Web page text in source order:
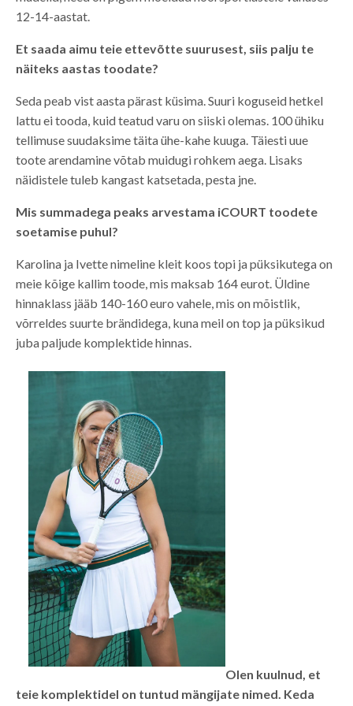
12-14-aastat.
Et saada aimu teie ettevõtte suurusest, siis palju te
näiteks aastas toodate?
Seda peab vist aasta pärast küsima. Suuri koguseid hetkel
lattu ei tooda, kuid teatud varu on siiski olemas. 100 ühiku
tellimuse suudaksime täita ühe-kahe kuuga. Täiesti uue
toote arendamine võtab muidugi rohkem aega. Lisaks
näidistele tuleb kangast katsetada, pesta jne.
Mis summadega peaks arvestama iCOURT toodete
soetamise puhul?
Karolina ja Ivette nimeline kleit koos topi ja püksikutega on
meie kõige kallim toode, mis maksab 164 eurot. Üldine
hinnaklass jääb 140-160 euro vahele, mis on mõistlik,
võrreldes suurte brändidega, kuna meil on top ja püksikud
juba paljude komplektide hinnas.
Olen kuulnud, et
teie komplektidel on tuntud mängijate nimed. Keda